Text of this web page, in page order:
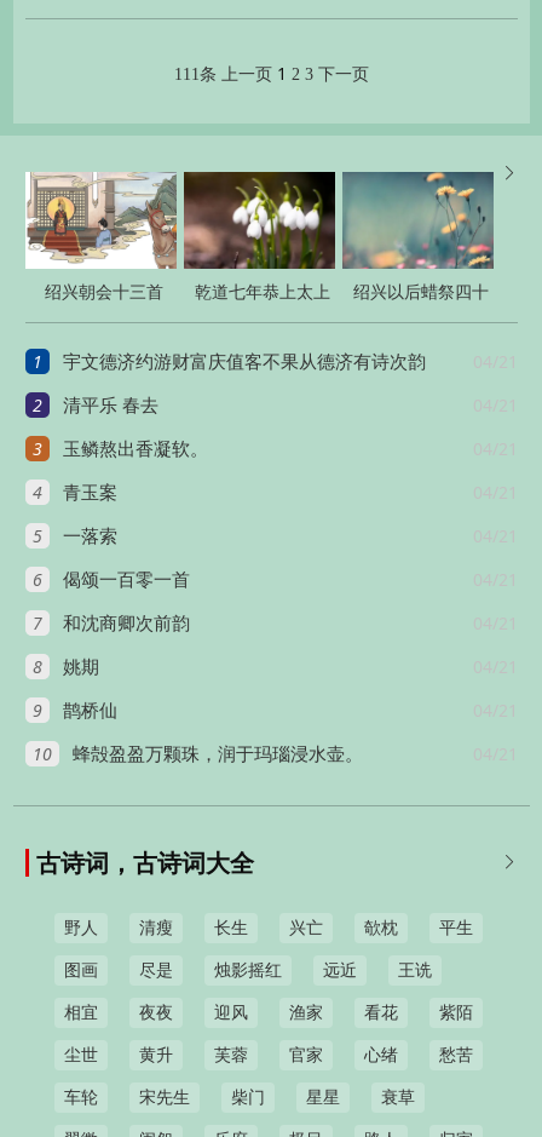
111条 上一页 1 2 3 下一页

绍兴朝会十三首
乾道七年恭上太上
皇帝太上皇后尊号
十一首
绍兴以后蜡祭四十
二首
1 04/21
宇文德济约游财富庆值客不果从德济有诗次韵
2 04/21
清平乐 春去
3 04/21
玉鳞熬出香凝软。
4 04/21
青玉案
5 04/21
一落索
6 04/21
偈颂一百零一首
7 04/21
和沈商卿次前韵
8 04/21
姚期
9 04/21
鹊桥仙
10 04/21
蜂殻盈盈万颗珠，润于玛瑙浸水壶。

古诗词，古诗词大全
野人 清瘦 长生 兴亡 欹枕 平生
图画 尽是 烛影摇红 远近 王诜
相宜 夜夜 迎风 渔家 看花 紫陌
尘世 黄升 芙蓉 官家 心绪 愁苦
车轮 宋先生 柴门 星星 衰草